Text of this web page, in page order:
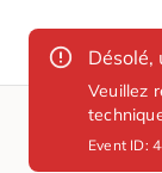
Désolé,
Veuillez
Event ID: